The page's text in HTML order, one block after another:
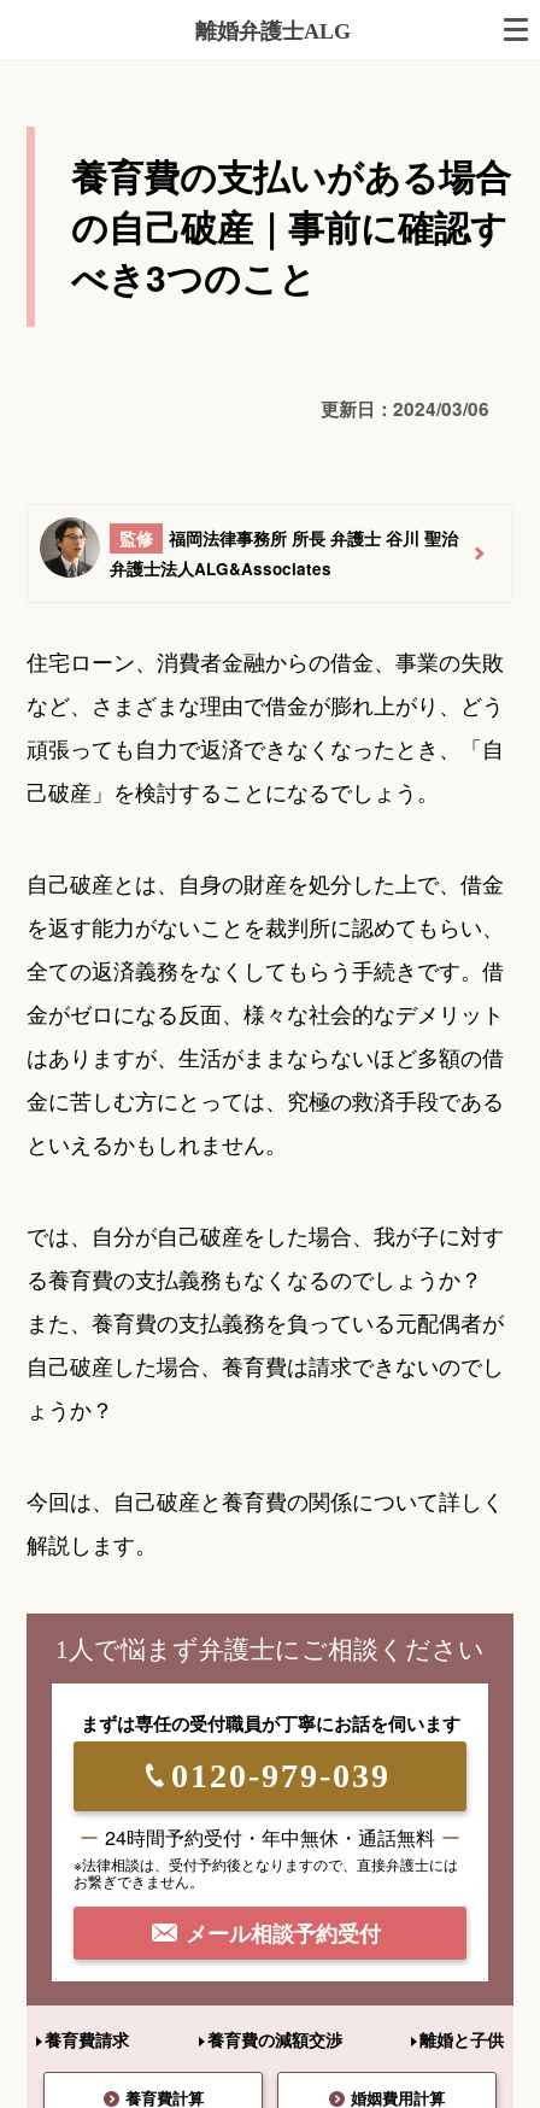
離婚弁護士ALG
養育費の支払いがある場合
の自己破産｜事前に確認す
べき3つのこと
更新日：2024/03/06
監修
福岡法律事務所 所長 弁護士 谷川 聖治
弁護士法人ALG&Associates
住宅ローン、消費者金融からの借金、事業の失敗
など、さまざまな理由で借金が膨れ上がり、どう
頑張っても自力で返済できなくなったとき、「自
己破産」を検討することになるでしょう。
自己破産とは、自身の財産を処分した上で、借金
を返す能力がないことを裁判所に認めてもらい、
全ての返済義務をなくしてもらう手続きです。借
金がゼロになる反面、様々な社会的なデメリット
はありますが、生活がままならないほど多額の借
金に苦しむ方にとっては、究極の救済手段である
といえるかもしれません。
では、自分が自己破産をした場合、我が子に対す
る養育費の支払義務もなくなるのでしょうか？
また、養育費の支払義務を負っている元配偶者が
自己破産した場合、養育費は請求できないのでし
ょうか？
今回は、自己破産と養育費の関係について詳しく
解説します。
1人で悩まず弁護士にご相談ください
まずは専任の受付職員が丁寧にお話を伺います
0120-979-039
24時間予約受付・年中無休・通話無料
※法律相談は、受付予約後となりますので、 直接弁護士には
お繋ぎできません。
メール相談予約受付
養育費請求 養育費の減額交渉 離婚と子供
養育費計算 婚姻費用計算